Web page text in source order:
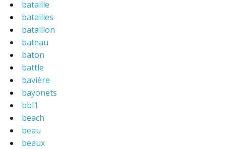
bataille
batailles
bataillon
bateau
baton
battle
bavière
bayonets
bbl1
beach
beau
beaux